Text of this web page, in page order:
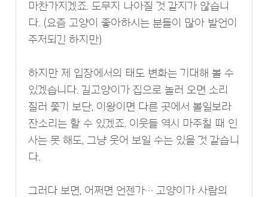
마찬가지겠죠. 도무지 나아질 것 같지가 않습니
다. (요즘 고양이 좋아하시는 분들이 많아 발언이
주저되긴 하지만)
하지만 제 입장에서의 태도 변화는 기대해 볼 수
있겠습니다. 길고양이가 집으로 놀러 오면 소리
질러 쫓기 보단, 이왕이면 다른 곳에서 볼일보라
잔소리는 할 수 있겠죠. 이웃들 역시 마주칠 때 인
사는 못 해도, 그냥 웃어 보일 수는 있을 것 같습니
다.
그러다 보면, 어쩌면 언젠가… 고양이가 사람의